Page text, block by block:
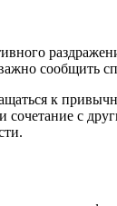
сообщить
к
сочетание с